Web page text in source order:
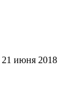
21 июня 2018